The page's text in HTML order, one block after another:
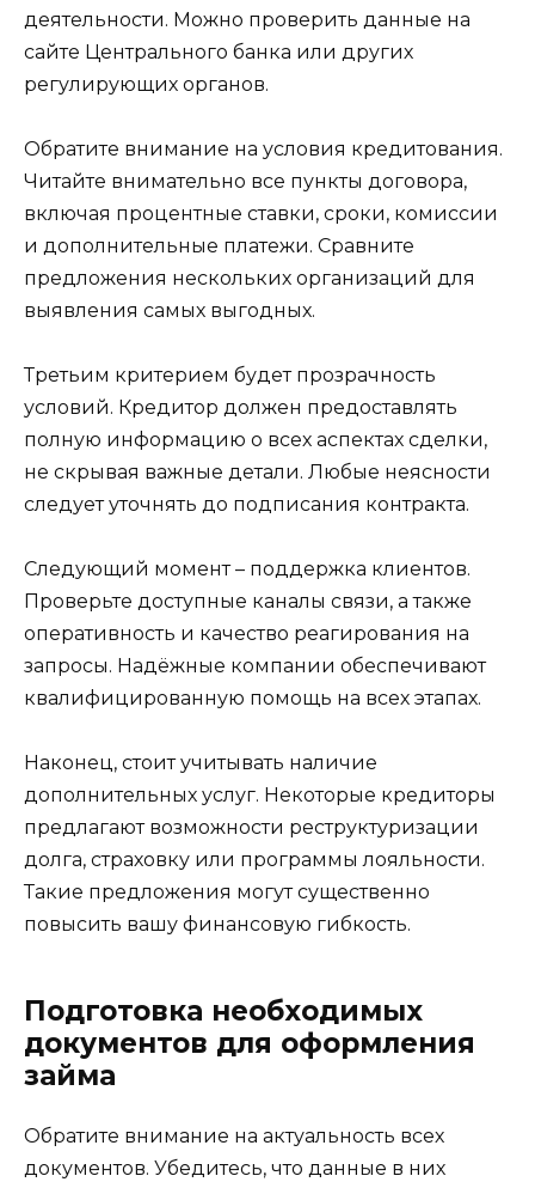
деятельности. Можно проверить данные на
сайте Центрального банка или других
регулирующих органов.
Обратите внимание на условия кредитования.
Читайте внимательно все пункты договора,
включая процентные ставки, сроки, комиссии
и дополнительные платежи. Сравните
предложения нескольких организаций для
выявления самых выгодных.
Третьим критерием будет прозрачность
условий. Кредитор должен предоставлять
полную информацию о всех аспектах сделки,
не скрывая важные детали. Любые неясности
следует уточнять до подписания контракта.
Следующий момент – поддержка клиентов.
Проверьте доступные каналы связи, а также
оперативность и качество реагирования на
запросы. Надёжные компании обеспечивают
квалифицированную помощь на всех этапах.
Наконец, стоит учитывать наличие
дополнительных услуг. Некоторые кредиторы
предлагают возможности реструктуризации
долга, страховку или программы лояльности.
Такие предложения могут существенно
повысить вашу финансовую гибкость.
Подготовка необходимых
документов для оформления
займа
Обратите внимание на актуальность всех
документов. Убедитесь, что данные в них